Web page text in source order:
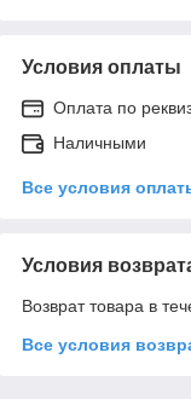
Условия оплаты
Оплата по
Наличными
Все условия
Условия
Возврат товара в
Все условия